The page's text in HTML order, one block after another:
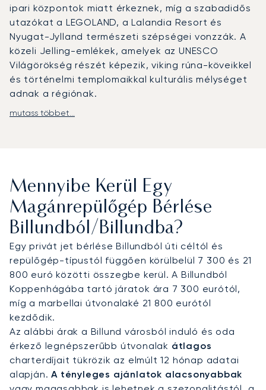
ipari központok miatt érkeznek, míg a szabadidős
utazókat a LEGOLAND, a Lalandia Resort és
Nyugat-Jylland természeti szépségei vonzzák. A
közeli Jelling-emlékek, amelyek az UNESCO
Világörökség részét képezik, viking rúna-köveikkel
és történelmi templomaikkal kulturális mélységet
adnak a régiónak.
A LunaJets közvetlen járatokat szervez a Billundi
alatt érhető el, míg az olyan helyi golfklubok, mint
a Gyttegård és a Lübker, szintén könnyen
megközelíthetőek. Legyen szó üzleti
megbeszélésről, családi látogatásról a
LEGOLAND-ben vagy egy privát golfpartiról, a
transzfereket és csatlakozásokat az Ön
útitervéhez igazítjuk.
Két évtizedes tapasztalattal a háta mögött a
LunaJets volt az első európai privát jet bróker,
amely megkapta az Argus® minősítést, ami a
szigorú biztonsági előírásoknak és a kimagasló
szolgáltatási színvonalnak való megfelelést
tanúsítja. Billundban ez a szakértelem diszkrét
érkezést biztosít a LEGO központjába látogató
mutass többet...
Mennyibe Kerül Egy
Magánrepülőgép Bérlése
Billundból/Billundba?
Egy privát jet bérlése Billundból úti céltól és
repülőgép-típustól függően körülbelül 7 300 és 21
800 euró közötti összegbe kerül. A Billundból
Koppenhágába tartó járatok ára 7 300 eurótól,
míg a marbellai útvonalaké 21 800 eurótól
kezdődik.
Az alábbi árak a Billund városból induló és oda
érkező legnépszerűbb útvonalak átlagos
charterdíjait tükrözik az elmúlt 12 hónap adatai
alapján.A tényleges ajánlatok alacsonyabbak